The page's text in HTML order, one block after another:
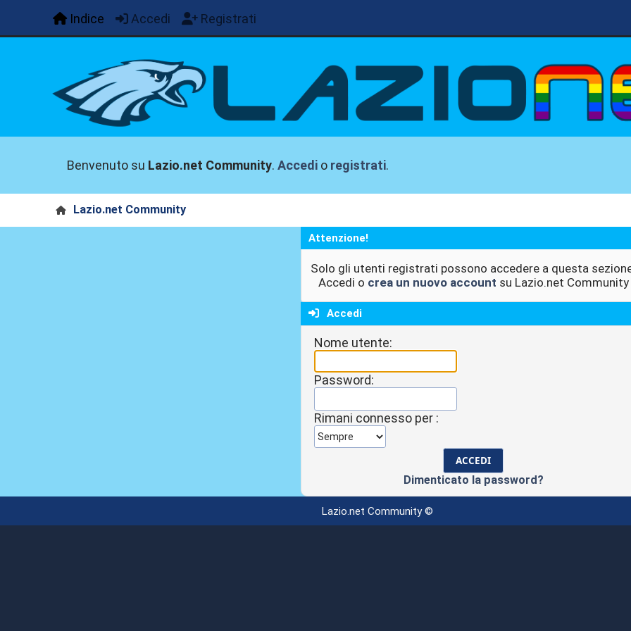
Indice Accedi Registrati
Benvenuto su Lazio.net Community.Accedi o registrati.
Lazio.net Community
Attenzione!
Solo gli utenti registrati possono accedere a questa
Accedi o crea un nuovo account su Lazio.net Community
Accedi
Nome utente:
Password:
Rimani connesso per :
Dimenticato la password?
Lazio.net Community ©